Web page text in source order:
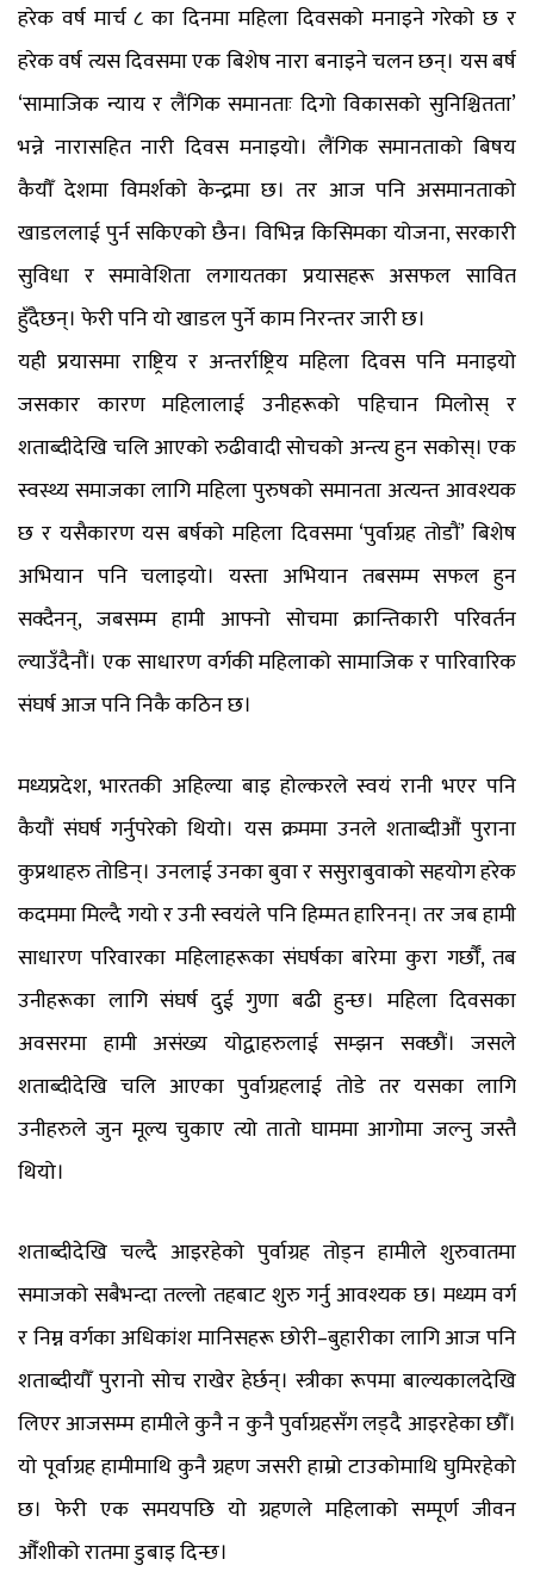
हरेक वर्ष मार्च ८ का दिनमा महिला दिवसको मनाइने गरेको छ र
हरेक वर्ष त्यस दिवसमा एक बिशेष नारा बनाइने चलन छन्। यस बर्ष
‘सामाजिक न्याय र लैंगिक समानताः दिगो विकासको सुनिश्चितता’
भन्ने नारासहित नारी दिवस मनाइयो। लैंगिक समानताको बिषय
कैयौँ देशमा विमर्शको केन्द्रमा छ। तर आज पनि असमानताको
खाडललाई पुर्न सकिएको छैन। विभिन्न किसिमका योजना, सरकारी
सुविधा र समावेशिता लगायतका प्रयासहरू असफल सावित
हुँदैछन्। फेरी पनि यो खाडल पुर्ने काम निरन्तर जारी छ।
यही प्रयासमा राष्ट्रिय र अन्तर्राष्ट्रिय महिला दिवस पनि मनाइयो
जसकार कारण महिलालाई उनीहरूको पहिचान मिलोस् र
शताब्दीदेखि चलि आएको रुढीवादी सोचको अन्त्य हुन सकोस्। एक
स्वस्थ्य समाजका लागि महिला पुरुषको समानता अत्यन्त आवश्यक
छ र यसैकारण यस बर्षको महिला दिवसमा ‘पुर्वाग्रह तोडौं’ बिशेष
अभियान पनि चलाइयो। यस्ता अभियान तबसम्म सफल हुन
सक्दैनन्, जबसम्म हामी आफ्नो सोचमा क्रान्तिकारी परिवर्तन
ल्याउँदैनौं। एक साधारण वर्गकी महिलाको सामाजिक र पारिवारिक
संघर्ष आज पनि निकै कठिन छ।
मध्यप्रदेश, भारतकी अहिल्या बाइ होल्करले स्वयं रानी भएर पनि
कैयौं संघर्ष गर्नुपरेको थियो। यस क्रममा उनले शताब्दीऔं पुराना
कुप्रथाहरु तोडिन्। उनलाई उनका बुवा र ससुराबुवाको सहयोग हरेक
कदममा मिल्दै गयो र उनी स्वयंले पनि हिम्मत हारिनन्। तर जब हामी
साधारण परिवारका महिलाहरूका संघर्षका बारेमा कुरा गर्छौँ, तब
उनीहरूका लागि संघर्ष दुई गुणा बढी हुन्छ। महिला दिवसका
अवसरमा हामी असंख्य योद्वाहरुलाई सम्झन सक्छौं। जसले
शताब्दीदेखि चलि आएका पुर्वाग्रहलाई तोडे तर यसका लागि
उनीहरुले जुन मूल्य चुकाए त्यो तातो घाममा आगोमा जल्नु जस्तै
थियो।
शताब्दीदेखि चल्दै आइरहेको पुर्वाग्रह तोड्न हामीले शुरुवातमा
समाजको सबैभन्दा तल्लो तहबाट शुरु गर्नु आवश्यक छ। मध्यम वर्ग
र निम्न वर्गका अधिकांश मानिसहरू छोरी–बुहारीका लागि आज पनि
शताब्दीयौँ पुरानो सोच राखेर हेर्छन्। स्त्रीका रूपमा बाल्यकालदेखि
लिएर आजसम्म हामीले कुनै न कुनै पुर्वाग्रहसँग लड्दै आइरहेका छौँ।
यो पूर्वाग्रह हामीमाथि कुनै ग्रहण जसरी हाम्रो टाउकोमाथि घुमिरहेको
छ। फेरी एक समयपछि यो ग्रहणले महिलाको सम्पूर्ण जीवन
औँशीको रातमा डुबाइ दिन्छ।